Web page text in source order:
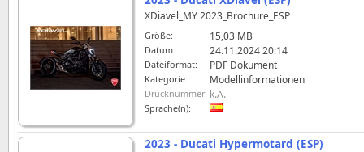
XDiavel_MY 2023_Brochure_ESP
Größe: 15,03 MB
Datum: 24.11.2024 20:14
Dateiformat: PDF Dokument
Kategorie: Modellinformationen
Drucknummer: k.A.
Sprache(n):
2023 - Ducati Hypermotard (ESP)